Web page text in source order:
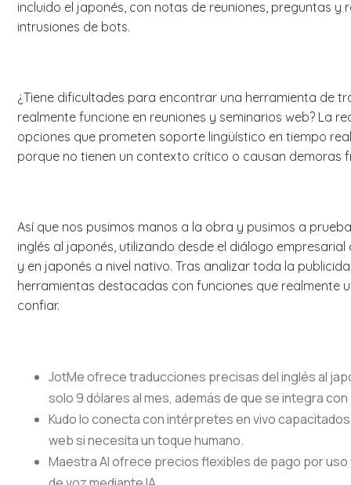
incluido el japonés, con notas de reuniones, preguntas
intrusiones de bots.
¿Tiene dificultades para encontrar una herramienta de
realmente funcione en reuniones y seminarios web? La
opciones que prometen soporte lingüístico en tiempo
porque no tienen un contexto crítico o causan demoras
Así que nos pusimos manos a la obra y pusimos a
inglés al japonés, utilizando desde el diálogo
y en japonés a nivel nativo. Tras analizar toda la
herramientas destacadas con funciones que realmente
confiar.
JotMe ofrece traducciones precisas del inglés al
solo 9 dólares al mes, además de que se integra
Kudo lo conecta con intérpretes en vivo
web si necesita un toque humano.
Maestra AI ofrece precios flexibles de pago por